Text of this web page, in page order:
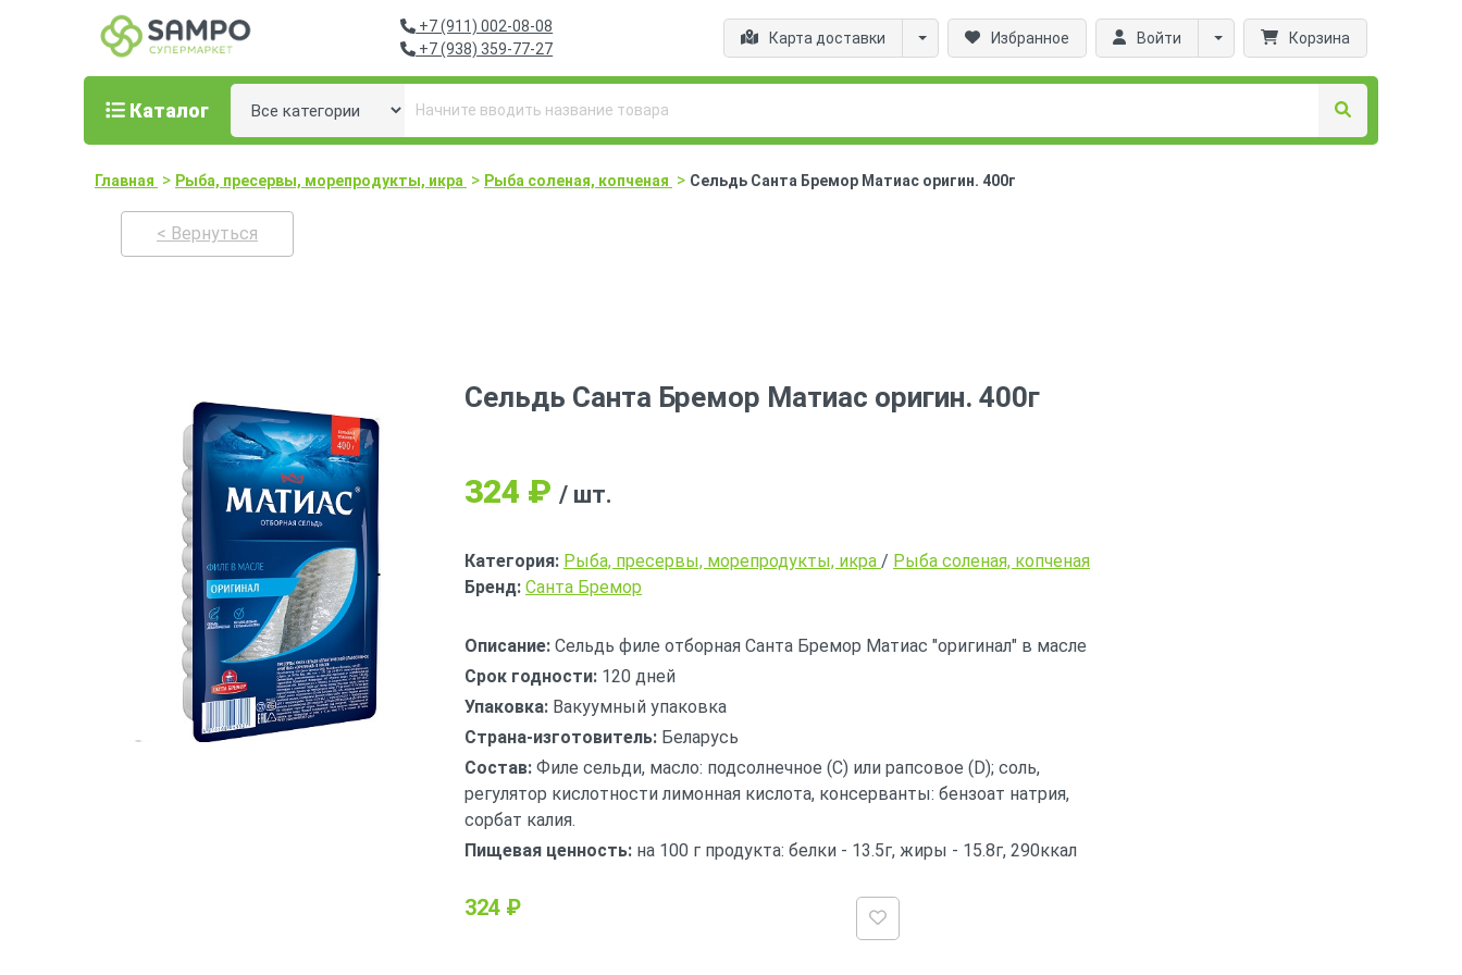
+7 (911) 002-08-08
+7 (938) 359-77-27
Карта доставки Избранное Войти Корзина
Каталог
Главная > Рыба, пресервы, морепродукты, икра > Рыба соленая, копченая > Сельдь Санта Бремор Матиас оригин. 400г
< Вернуться
Сельдь Санта Бремор Матиас оригин. 400г
324 ₽ / шт.
Категория: Рыба, пресервы, морепродукты, икра / Рыба соленая, копченая
Бренд: Санта Бремор
Описание: Сельдь филе отборная Санта Бремор Матиас "оригинал" в масле
Срок годности: 120 дней
Упаковка: Вакуумный упаковка
Страна-изготовитель: Беларусь
Состав: Филе сельди, масло: подсолнечное (С) или рапсовое (D); соль,
регулятор кислотности лимонная кислота, консерванты: бензоат натрия,
сорбат калия.
Пищевая ценность: на 100 г продукта: белки - 13.5г, жиры - 15.8г, 290ккал
324 ₽